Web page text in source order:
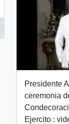
Presidente
ceremonia
Ejercito :